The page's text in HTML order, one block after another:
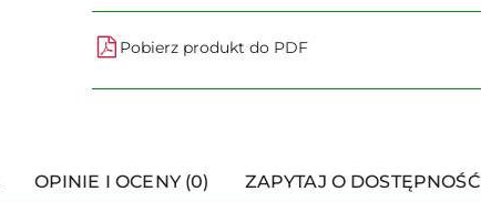
Pobierz produkt do PDF
OPINIE I OCENY (0) ZAPYTAJ O DOSTĘPNOŚĆ